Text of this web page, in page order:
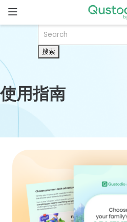
to
content
为什么选
择
Qustodio
搜
索：
使用指南